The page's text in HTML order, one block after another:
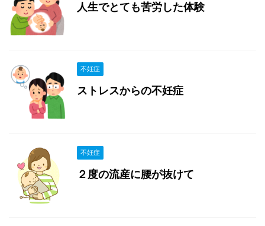
人生でとても苦労した体験
不妊症
ストレスからの不妊症
不妊症
２度の流産に腰が抜けて